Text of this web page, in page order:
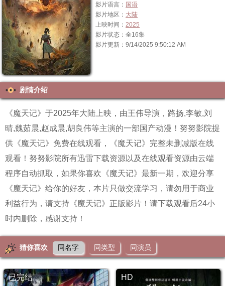
影片语言： 国语
影片地区： 大陆
上映时间：2025
影片状态：全16集
影片更新：9/14/2025 9:50:12 AM
剧情介绍
《魔天记》于2025年大陆上映，由王伟导演，路扬,李敏,刘
晴,魏茹晨,赵成晨,胡良伟等主演的一部国产动漫！努努影院提
供《魔天记》免费在线观看，《魔天记》完整未删减版在线
观看！努努影院所有迅雷下载资源以及在线观看资源由云端
程序自动抓取，如果你喜欢《魔天记》最新一期，欢迎分享
《魔天记》给你的好友，本片只做交流学习，请勿用于商业
利益行为，请支持《魔天记》正版影片！请下载观看后24小
时内删除，感谢支持！
猜你喜欢 同名字 同类型 同演员
已完结 HD